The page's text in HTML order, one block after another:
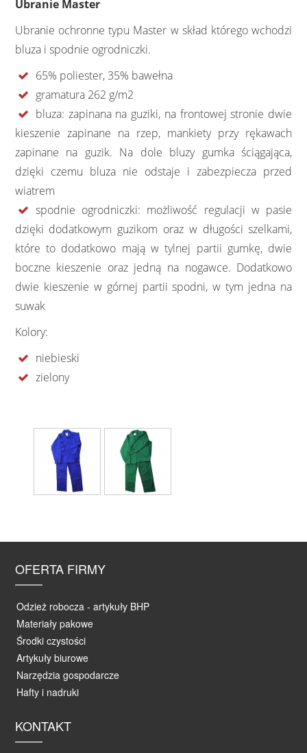
Ubranie Master
Ubranie ochronne typu Master w skład którego wchodzi
bluza i spodnie ogrodniczki.
65% poliester, 35% bawełna
gramatura 262 g/m2
bluza: zapinana na guziki, na frontowej stronie dwie
kieszenie zapinane na rzep, mankiety przy rękawach
zapinane na guzik. Na dole bluzy gumka ściągająca,
dzięki czemu bluza nie odstaje i zabezpiecza przed
wiatrem
spodnie ogrodniczki: możliwość regulacji w pasie
dzięki dodatkowym guzikom oraz w długości szelkami,
które to dodatkowo mają w tylnej partii gumkę, dwie
boczne kieszenie oraz jedną na nogawce. Dodatkowo
dwie kieszenie w górnej partii spodni, w tym jedna na
suwak
Kolory:
niebieski
zielony
OFERTA FIRMY
Odzież robocza - artykuły BHP
Materiały pakowe
Środki czystości
Artykuły biurowe
Narzędzia gospodarcze
Hafty i nadruki
KONTAKT